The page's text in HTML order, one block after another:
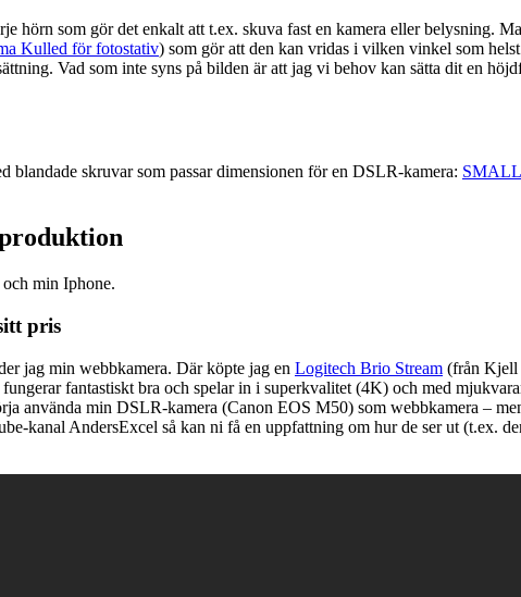
hörn som gör det enkalt att t.ex. skuva fast en kamera eller belysning.
Kulled för fotostativ) som gör att den kan vridas i vilken vinkel som
Vad som inte syns på bilden är att jag vi behov kan sätta dit en
blandade skruvar som passar dimensionen för en DSLR-kamera:
min Iphone.
pris
jag min webbkamera. Där köpte jag en Logitech Brio Stream (från Kjell
fantastiskt bra och spelar in i superkvalitet (4K) och med
använda min DSLR-kamera (Canon EOS M50) som webbkamera –
kanal AndersExcel så kan ni få en uppfattning om hur de ser ut (t.ex.